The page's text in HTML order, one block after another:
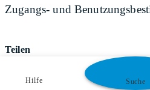
Zugangs- und
Teilen
Hilfe Suche